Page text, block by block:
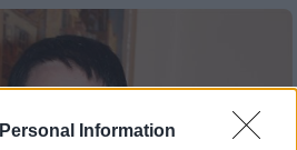
Information